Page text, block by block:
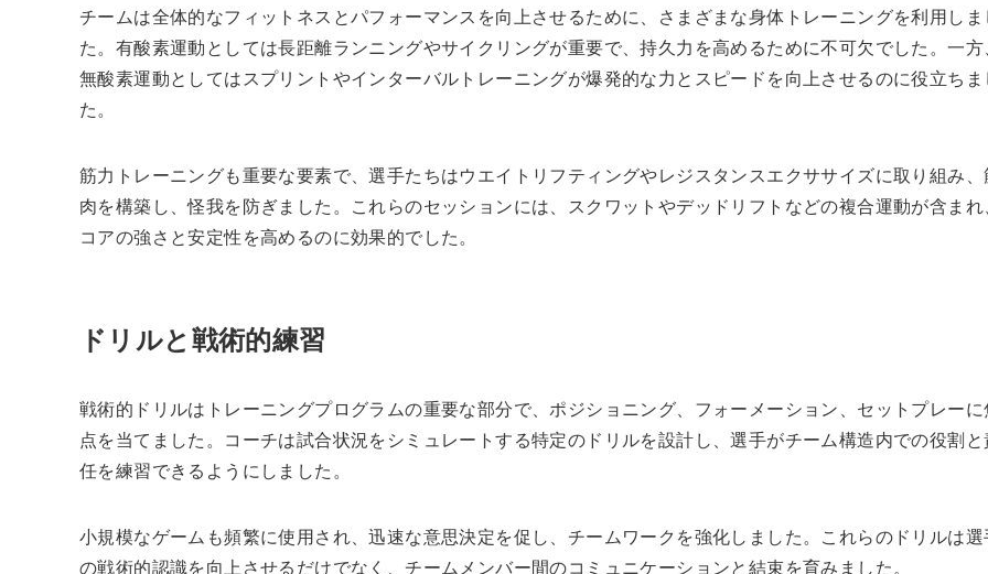
チームは全体的なフィットネスとパフォーマンスを向上させるために、さまざまな身体トレーニングを利用しま
た。有酸素運動としては長距離ランニングやサイクリングが重要で、持久力を高めるために不可欠でした。一方、
無酸素運動としてはスプリントやインターバルトレーニングが爆発的な力とスピードを向上させるのに役立ちま
た。
筋力トレーニングも重要な要素で、選手たちはウエイトリフティングやレジスタンスエクササイズに取り組み、
肉を構築し、怪我を防ぎました。これらのセッションには、スクワットやデッドリフトなどの複合運動が含まれ、
コアの強さと安定性を高めるのに効果的でした。
ドリルと戦術的練習
戦術的ドリルはトレーニングプログラムの重要な部分で、ポジショニング、フォーメーション、セットプレーに
点を当てました。コーチは試合状況をシミュレートする特定のドリルを設計し、選手がチーム構造内での役割と
任を練習できるようにしました。
小規模なゲームも頻繁に使用され、迅速な意思決定を促し、チームワークを強化しました。これらのドリルは選
の戦術的認識を向上させるだけでなく、チームメンバー間のコミュニケーションと結束を育みました。